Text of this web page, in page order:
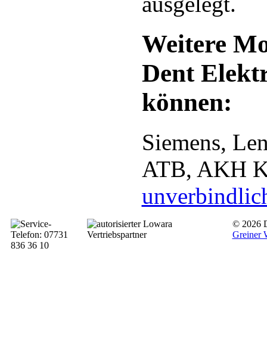
Weitere
Dent
können:
Siemens,
ATB, AKH
© 2026
Greiner